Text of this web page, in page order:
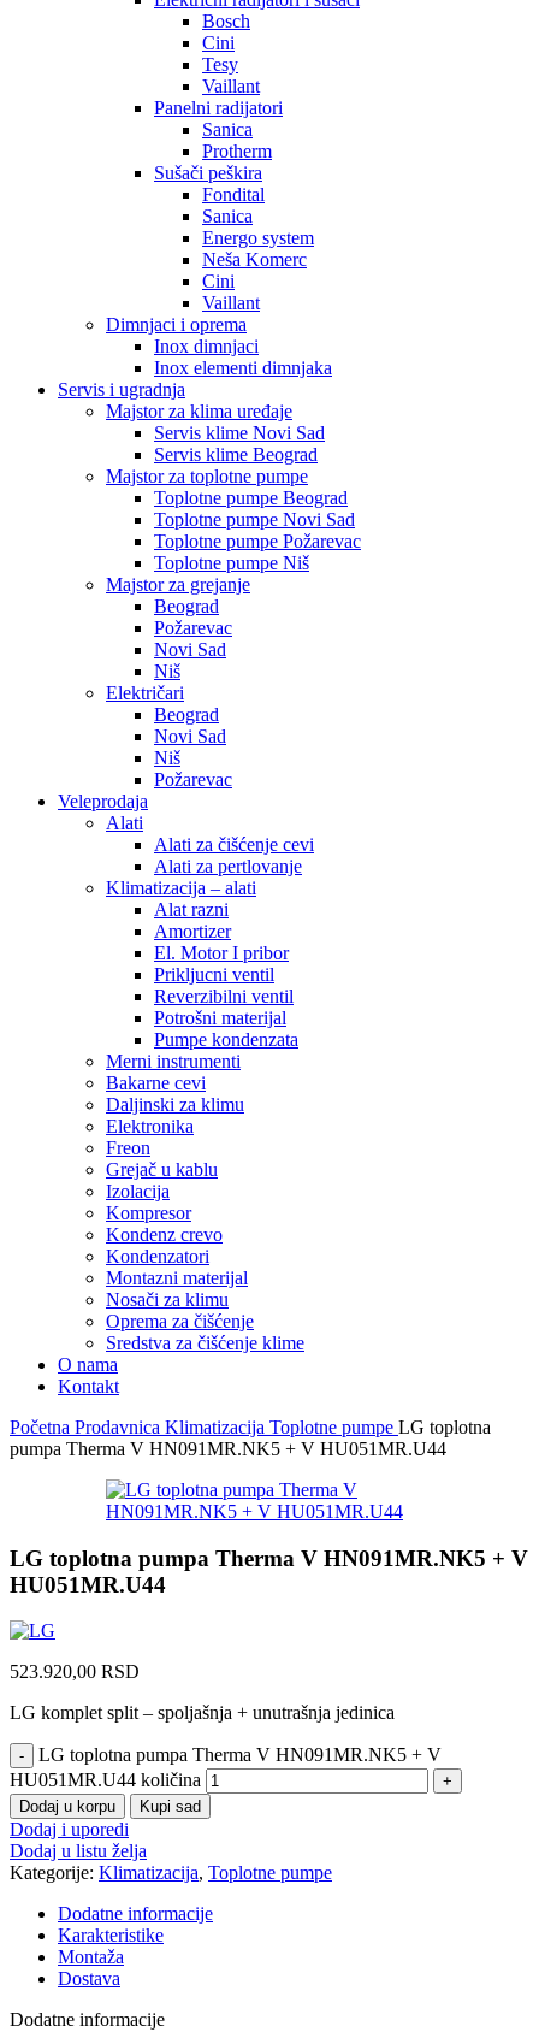
Bosch
Cini
Tesy
Vaillant
Panelni radijatori
Sanica
Protherm
Sušači peškira
Fondital
Sanica
Energo system
Neša Komerc
Cini
Vaillant
Dimnjaci i oprema
Inox dimnjaci
Inox elementi dimnjaka
Servis i ugradnja
Majstor za klima uređaje
Servis klime Novi Sad
Servis klime Beograd
Majstor za toplotne pumpe
Toplotne pumpe Beograd
Toplotne pumpe Novi Sad
Toplotne pumpe Požarevac
Toplotne pumpe Niš
Majstor za grejanje
Beograd
Požarevac
Novi Sad
Niš
Električari
Beograd
Novi Sad
Niš
Požarevac
Veleprodaja
Alati
Alati za čišćenje cevi
Alati za pertlovanje
Klimatizacija – alati
Alat razni
Amortizer
El. Motor I pribor
Prikljucni ventil
Reverzibilni ventil
Potrošni materijal
Pumpe kondenzata
Merni instrumenti
Bakarne cevi
Daljinski za klimu
Elektronika
Freon
Grejač u kablu
Izolacija
Kompresor
Kondenz crevo
Kondenzatori
Montazni materijal
Nosači za klimu
Oprema za čišćenje
Sredstva za čišćenje klime
O nama
Kontakt
Početna Prodavnica Klimatizacija Toplotne pumpe LG toplotna
pumpa Therma V HN091MR.NK5 + V HU051MR.U44
LG toplotna pumpa Therma V HN091MR.NK5 + V
HU051MR.U44
523.920,00 RSD
LG komplet split – spoljašnja + unutrašnja jedinica
LG toplotna pumpa Therma V HN091MR.NK5 + V
HU051MR.U44 količina
Dodaj u korpu Kupi sad
Dodaj i uporedi
Dodaj u listu želja
Kategorije: Klimatizacija, Toplotne pumpe
Dodatne informacije
Karakteristike
Montaža
Dostava
Dodatne informacije